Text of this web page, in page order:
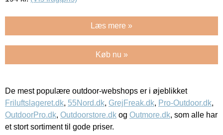
Læs mere »
Køb nu »
De mest populære outdoor-webshops er i øjeblikket
Friluftslageret.dk, 55Nord.dk, GrejFreak.dk, Pro-Outdoor.dk,
OutdoorPro.dk, Outdoorstore.dk og Outmore.dk, som alle har
et stort sortiment til gode priser.